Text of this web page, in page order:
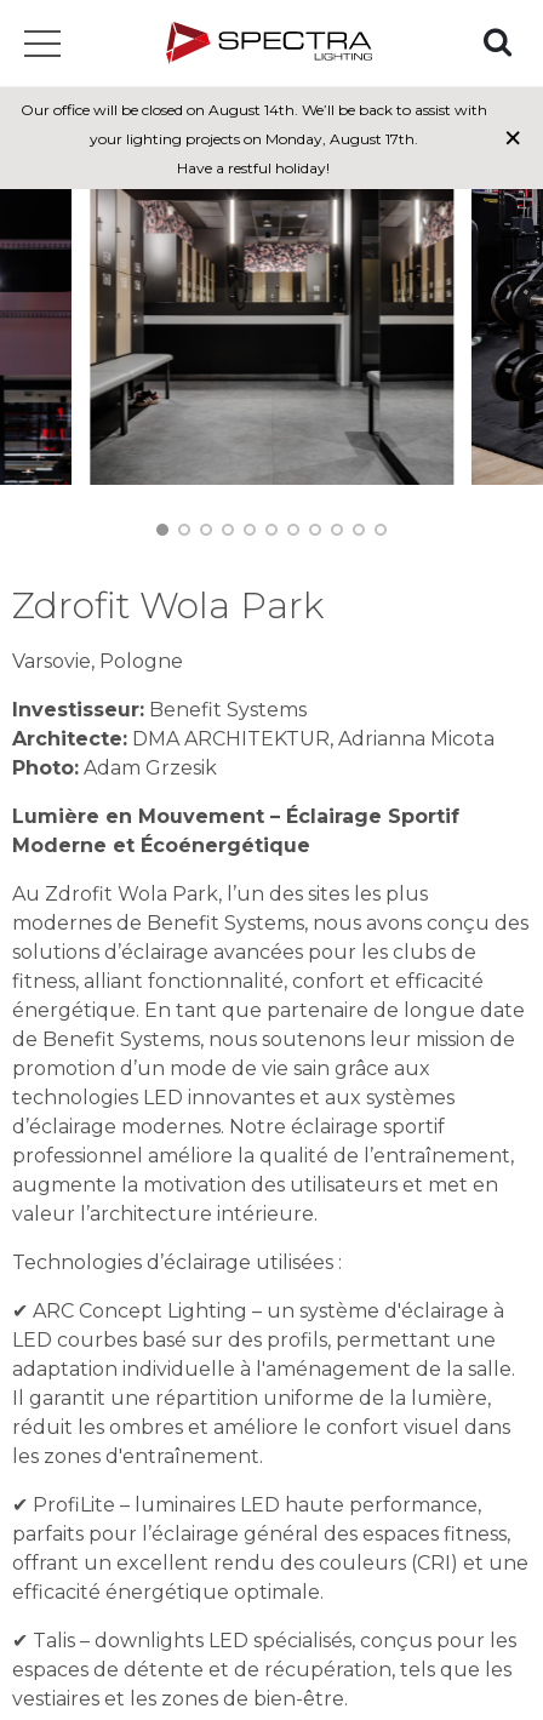
Our office will be closed on August 14th. We’ll be back to assist with
your lighting projects on Monday, August 17th.
Have a restful holiday!
×
Zdrofit Wola Park
Varsovie, Pologne
Investisseur: Benefit Systems
Architecte: DMA ARCHITEKTUR, Adrianna Micota
Photo: Adam Grzesik
Lumière en Mouvement – Éclairage Sportif
Moderne et Écoénergétique
Au Zdrofit Wola Park, l’un des sites les plus
modernes de Benefit Systems, nous avons conçu des
solutions d’éclairage avancées pour les clubs de
fitness, alliant fonctionnalité, confort et efficacité
énergétique. En tant que partenaire de longue date
de Benefit Systems, nous soutenons leur mission de
promotion d’un mode de vie sain grâce aux
technologies LED innovantes et aux systèmes
d’éclairage modernes. Notre éclairage sportif
professionnel améliore la qualité de l’entraînement,
augmente la motivation des utilisateurs et met en
valeur l’architecture intérieure.
Technologies d’éclairage utilisées :
✔ ARC Concept Lighting – un système d'éclairage à
LED courbes basé sur des profils, permettant une
adaptation individuelle à l'aménagement de la salle.
Il garantit une répartition uniforme de la lumière,
réduit les ombres et améliore le confort visuel dans
les zones d'entraînement.
✔ ProfiLite – luminaires LED haute performance,
parfaits pour l’éclairage général des espaces fitness,
offrant un excellent rendu des couleurs (CRI) et une
efficacité énergétique optimale.
✔ Talis – downlights LED spécialisés, conçus pour les
espaces de détente et de récupération, tels que les
vestiaires et les zones de bien-être.